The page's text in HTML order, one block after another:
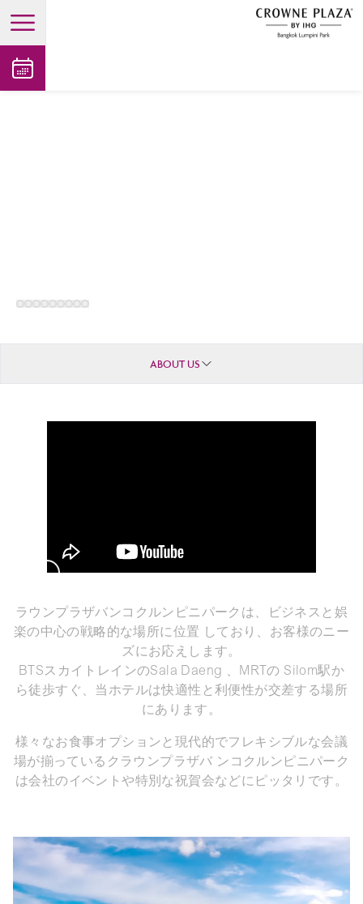
open main menu
ABOUT US
ラウンプラザバンコクルンピニパークは、ビジネスと娯
楽の中心の戦略的な場所に位置 しており、お客様のニー
ズにお応えします。
BTSスカイトレインのSala Daeng 、MRTの Silom駅か
ら徒歩すぐ、当ホテルは快適性と利便性が交差する場所
にあります。
様々なお食事オプションと現代的でフレキシブルな会議
場が揃っているクラウンプラザバ ンコクルンピニパーク
は会社のイベントや特別な祝賀会などにピッタリです。